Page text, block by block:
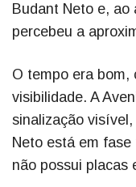
Budant Neto e, ao
percebeu a
O tempo era bom,
visibilidade. A
sinalização
Neto está em
não possui placas